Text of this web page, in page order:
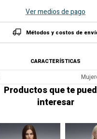
Ver medios de pago
Métodos y costos de
CARACTERÍSTICAS
Productos que te
interesar